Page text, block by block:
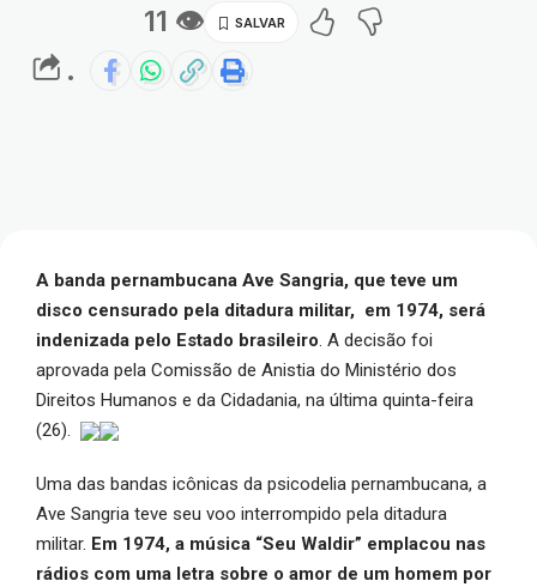
11 👁
.
A banda pernambucana Ave Sangria, que teve um
disco censurado pela ditadura militar, em 1974, será
indenizada pelo Estado brasileiro. A decisão foi
aprovada pela Comissão de Anistia do Ministério dos
Direitos Humanos e da Cidadania, na última quinta-feira
(26).
Uma das bandas icônicas da psicodelia pernambucana, a
Ave Sangria teve seu voo interrompido pela ditadura
militar. Em 1974, a música “Seu Waldir” emplacou nas
rádios com uma letra sobre o amor de um homem por